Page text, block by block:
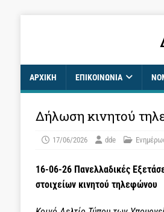
ΑΡΧΙΚΉ ΕΠΙΚΟΙΝΩΝΊΑ
Δήλωση κινητού
17/06/2026 dde
16-06-26 Πανελλαδικές
στοιχείων κινητού τηλεφώνου